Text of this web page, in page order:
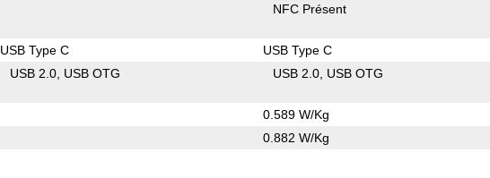
NFC Présent
USB Type C USB Type C
USB 2.0 USB OTG USB 2.0 USB OTG
0.589 W/Kg
0.882 W/Kg